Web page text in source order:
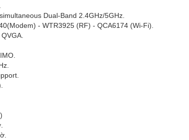
Dual-Band 2.4GHz/5GHz.
- WTR3925 (RF) - QCA6174 (Wi-Fi).